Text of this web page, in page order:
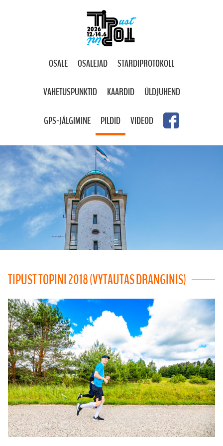
OSALE OSALEJAD STARDIPROTOKOLL
VAHETUSPUNKTID KAARDID ÜLDJUHEND
GPS-JÄLGIMINE PILDID VIDEOD
TIPUST TOPINI 2018 (VYTAUTAS DRANGINIS)